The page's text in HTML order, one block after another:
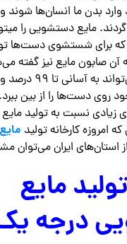
بدن ما انسان‌ها شوند و
مایع دستشویی را
برای شستشوی دست‌ها
صابون مایع نیز گفته
ترکیبی که دارد
روی دست‌ها را از بین
نسبت به تولید
امروزه کارخانه تولید
استان‌های ایران می‌توان
مایع
درجه